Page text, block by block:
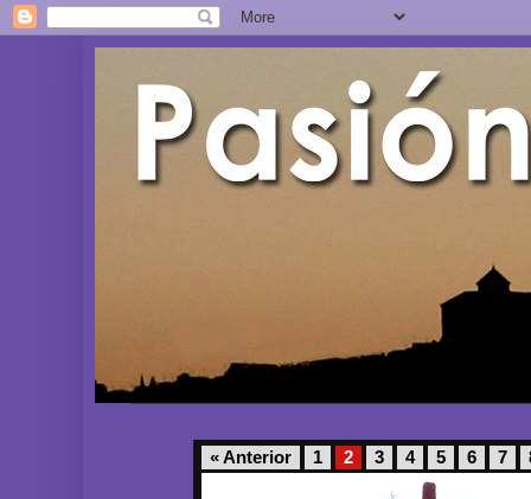
« Anterior 1 2 3 4 5 6 7